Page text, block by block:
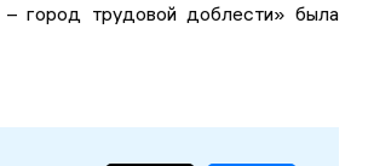
город трудовой доблести» была